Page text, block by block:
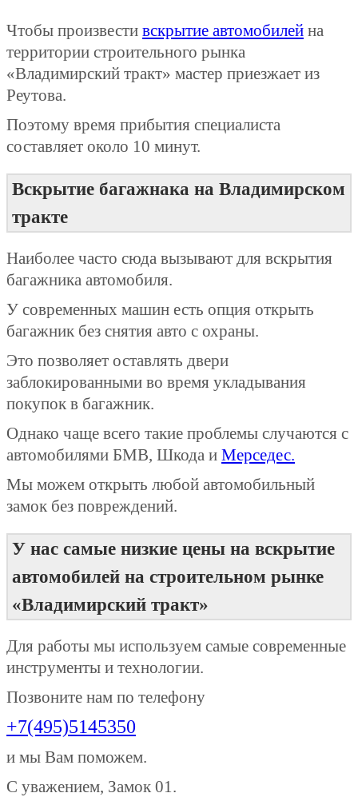
Чтобы произвести вскрытие автомобилей на
территории строительного рынка
«Владимирский тракт» мастер приезжает из
Реутова.
Поэтому время прибытия специалиста
составляет около 10 минут.
Вскрытие багажнака на Владимирском
тракте
Наиболее часто сюда вызывают для вскрытия
багажника автомобиля.
У современных машин есть опция открыть
багажник без снятия авто с охраны.
Это позволяет оставлять двери
заблокированными во время укладывания
покупок в багажник.
Однако чаще всего такие проблемы случаются с
автомобилями БМВ, Шкода и Мерседес.
Мы можем открыть любой автомобильный
замок без повреждений.
У нас самые низкие цены на вскрытие
автомобилей на строительном рынке
«Владимирский тракт»
Для работы мы используем самые современные
инструменты и технологии.
Позвоните нам по телефону
+7(495)5145350
и мы Вам поможем.
С уважением, Замок 01.